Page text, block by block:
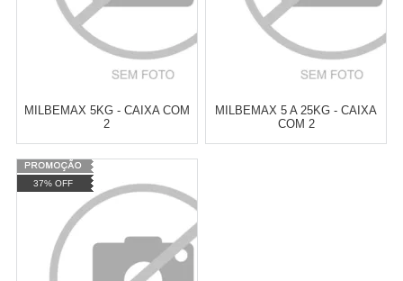
MILBEMAX 5KG - CAIXA COM
2
Varejo:
Atacado: R$ 2.550,90 (Apenas
Revendedor)
10 x
Cat:VERMÍFUGOS
COMPRAR
MILBEMAX 5 A 25KG - CAIXA
COM 2
37% OFF